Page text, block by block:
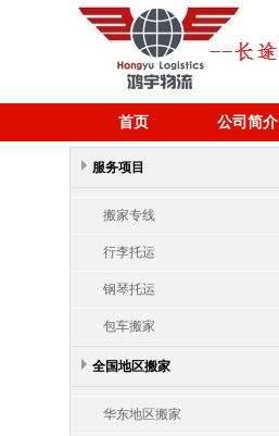
首页 公司简介
服务项目
搬家专线
行李托运
钢琴托运
包车搬家
全国地区搬家
华东地区搬家